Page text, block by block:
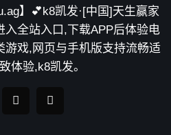
】💕k8凯发·[中国]天生赢家
入全站入口,下载APP后体验电
游戏,网页与手机版支持流畅适
体验,k8凯发。